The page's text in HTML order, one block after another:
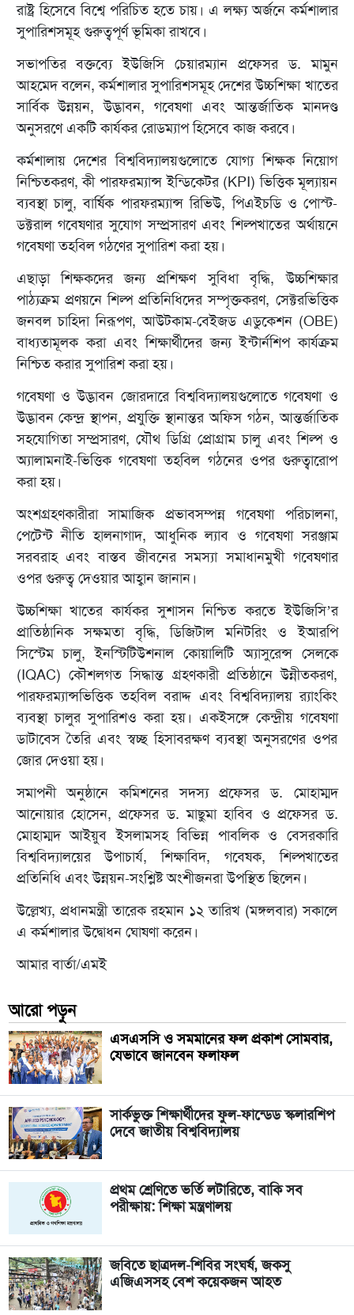
রাষ্ট্র হিসেবে বিশ্বে পরিচিত হতে চায়। এ লক্ষ্য অর্জনে কর্মশালার
সুপারিশসমূহ গুরুত্বপূর্ণ ভূমিকা রাখবে।
সভাপতির বক্তব্যে ইউজিসি চেয়ারম্যান প্রফেসর ড. মামুন
আহমেদ বলেন, কর্মশালার সুপারিশসমূহ দেশের উচ্চশিক্ষা খাতের
সার্বিক উন্নয়ন, উদ্ভাবন, গবেষণা এবং আন্তর্জাতিক মানদণ্ড
অনুসরণে একটি কার্যকর রোডম্যাপ হিসেবে কাজ করবে।
কর্মশালায় দেশের বিশ্ববিদ্যালয়গুলোতে যোগ্য শিক্ষক নিয়োগ
নিশ্চিতকরণ, কী পারফরম্যান্স ইন্ডিকেটর (KPI) ভিত্তিক মূল্যায়ন
ব্যবস্থা চালু, বার্ষিক পারফরম্যান্স রিভিউ, পিএইচডি ও পোস্ট-
ডক্টরাল গবেষণার সুযোগ সম্প্রসারণ এবং শিল্পখাতের অর্থায়নে
গবেষণা তহবিল গঠণের সুপারিশ করা হয়।
এছাড়া শিক্ষকদের জন্য প্রশিক্ষণ সুবিধা বৃদ্ধি, উচ্চশিক্ষার
পাঠ্যক্রম প্রণয়নে শিল্প প্রতিনিধিদের সম্পৃক্তকরণ, সেক্টরভিত্তিক
জনবল চাহিদা নিরূপণ, আউটকাম-বেইজড এডুকেশন (OBE)
বাধ্যতামূলক করা এবং শিক্ষার্থীদের জন্য ইন্টার্নশিপ কার্যক্রম
নিশ্চিত করার সুপারিশ করা হয়।
গবেষণা ও উদ্ভাবন জোরদারে বিশ্ববিদ্যালয়গুলোতে গবেষণা ও
উদ্ভাবন কেন্দ্র স্থাপন, প্রযুক্তি স্থানান্তর অফিস গঠন, আন্তর্জাতিক
সহযোগিতা সম্প্রসারণ, যৌথ ডিগ্রি প্রোগ্রাম চালু এবং শিল্প ও
অ্যালামনাই-ভিত্তিক গবেষণা তহবিল গঠনের ওপর গুরুত্বারোপ
করা হয়।
অংশগ্রহণকারীরা সামাজিক প্রভাবসম্পন্ন গবেষণা পরিচালনা,
পেটেন্ট নীতি হালনাগাদ, আধুনিক ল্যাব ও গবেষণা সরঞ্জাম
সরবরাহ এবং বাস্তব জীবনের সমস্যা সমাধানমুখী গবেষণার
ওপর গুরুত্ব দেওয়ার আহ্বান জানান।
উচ্চশিক্ষা খাতের কার্যকর সুশাসন নিশ্চিত করতে ইউজিসি’র
প্রাতিষ্ঠানিক সক্ষমতা বৃদ্ধি, ডিজিটাল মনিটরিং ও ইআরপি
সিস্টেম চালু, ইনস্টিটিউশনাল কোয়ালিটি অ্যাসুরেন্স সেলকে
(IQAC) কৌশলগত সিদ্ধান্ত গ্রহণকারী প্রতিষ্ঠানে উন্নীতকরণ,
পারফরম্যান্সভিত্তিক তহবিল বরাদ্দ এবং বিশ্ববিদ্যালয় র‍্যাংকিং
ব্যবস্থা চালুর সুপারিশও করা হয়। একইসঙ্গে কেন্দ্রীয় গবেষণা
ডাটাবেস তৈরি এবং স্বচ্ছ হিসাবরক্ষণ ব্যবস্থা অনুসরণের ওপর
জোর দেওয়া হয়।
সমাপনী অনুষ্ঠানে কমিশনের সদস্য প্রফেসর ড. মোহাম্মদ
আনোয়ার হোসেন, প্রফেসর ড. মাছুমা হাবিব ও প্রফেসর ড.
মোহাম্মদ আইয়ুব ইসলামসহ বিভিন্ন পাবলিক ও বেসরকারি
বিশ্ববিদ্যালয়ের উপাচার্য, শিক্ষাবিদ, গবেষক, শিল্পখাতের
প্রতিনিধি এবং উন্নয়ন-সংশ্লিষ্ট অংশীজনরা উপস্থিত ছিলেন।
উল্লেখ্য, প্রধানমন্ত্রী তারেক রহমান ১২ তারিখ (মঙ্গলবার) সকালে
এ কর্মশালার উদ্বোধন ঘোষণা করেন।
আমার বার্তা/এমই
আরো পড়ুন
এসএসসি ও সমমানের ফল প্রকাশ সোমবার,
যেভাবে জানবেন ফলাফল
সার্কভুক্ত শিক্ষার্থীদের ফুল-ফান্ডেড স্কলারশিপ
দেবে জাতীয় বিশ্ববিদ্যালয়
প্রথম শ্রেণিতে ভর্তি লটারিতে, বাকি সব
পরীক্ষায়: শিক্ষা মন্ত্রণালয়
জবিতে ছাত্রদল-শিবির সংঘর্ষ, জকসু
এজিএসসহ বেশ কয়েকজন আহত